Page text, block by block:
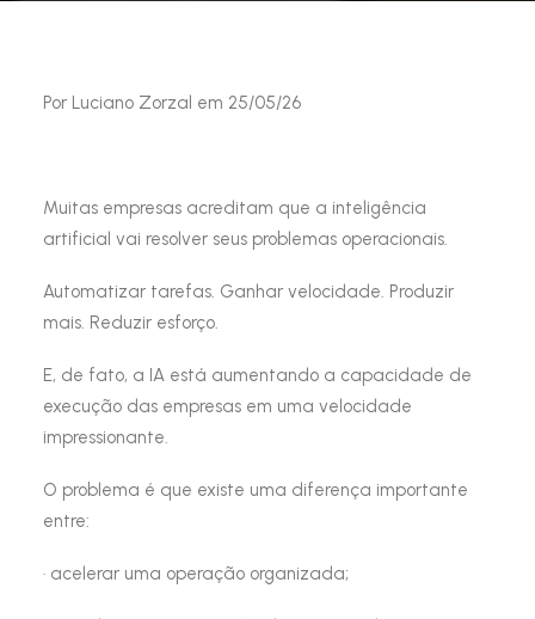
Por Luciano Zorzal em 25/05/26
Muitas empresas acreditam que a inteligência
artificial vai resolver seus problemas operacionais.
Automatizar tarefas. Ganhar velocidade. Produzir
mais. Reduzir esforço.
E, de fato, a IA está aumentando a capacidade de
execução das empresas em uma velocidade
impressionante.
O problema é que existe uma diferença importante
entre:
· acelerar uma operação organizada;